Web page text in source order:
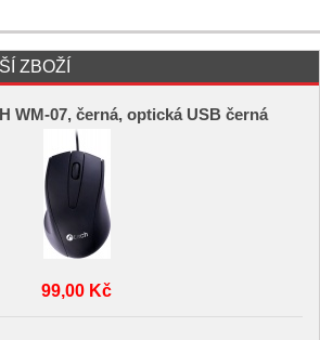
ZBOŽÍ
WM-07, černá, optická USB černá
99,00 Kč